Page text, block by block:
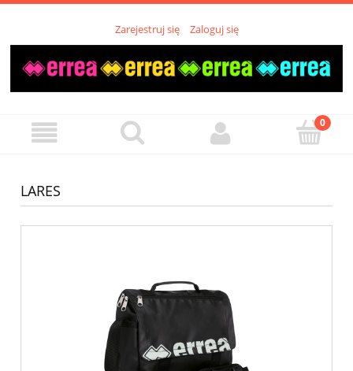
Zarejestruj się Zaloguj się
LARES